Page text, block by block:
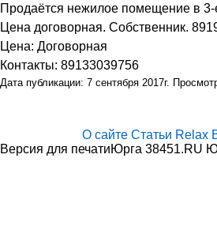
Продаётся нежилое помещение в 3-
Цена договорная. Собственник.
Цена: Договорная
Контакты: 89133039756
Дата публикации: 7 сентября 2017г.
О сайте Статьи Relax
Юрга 38451.RU